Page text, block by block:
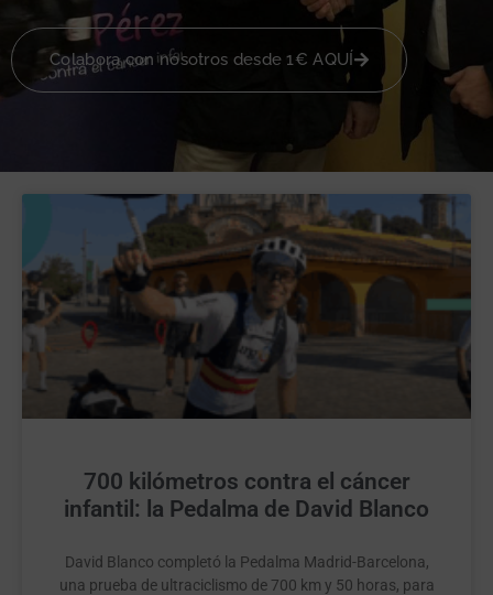
Colabora con nosotros desde 1€ AQUÍ
700 kilómetros contra el cáncer
infantil: la Pedalma de David Blanco
David Blanco completó la Pedalma Madrid-Barcelona,
una prueba de ultraciclismo de 700 km y 50 horas, para